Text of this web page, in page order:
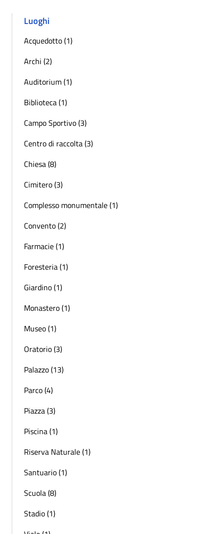
Luoghi
Acquedotto (1)
Archi (2)
Auditorium (1)
Biblioteca (1)
Campo Sportivo (3)
Centro di raccolta (3)
Chiesa (8)
Cimitero (3)
Complesso monumentale (1)
Convento (2)
Farmacie (1)
Foresteria (1)
Giardino (1)
Monastero (1)
Museo (1)
Oratorio (3)
Palazzo (13)
Parco (4)
Piazza (3)
Piscina (1)
Riserva Naturale (1)
Santuario (1)
Scuola (8)
Stadio (1)